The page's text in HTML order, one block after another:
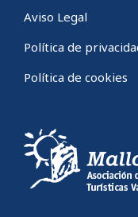
Aviso Legal
Política de
Política de cookies